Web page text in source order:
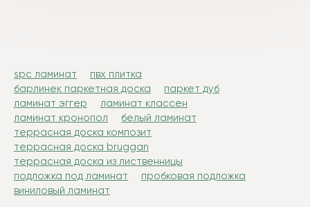
spc ламинат
пвх плитка
барлинек паркетная доска
паркет дуб
ламинат эггер
ламинат классен
ламинат кронопол
белый ламинат
террасная доска композит
террасная доска bruggan
террасная доска из лиственницы
подложка под ламинат
пробковая подложка
виниловый ламинат